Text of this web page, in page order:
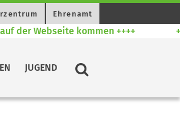
Ehrenamt
der Webseite kommen ++++
JUGEND